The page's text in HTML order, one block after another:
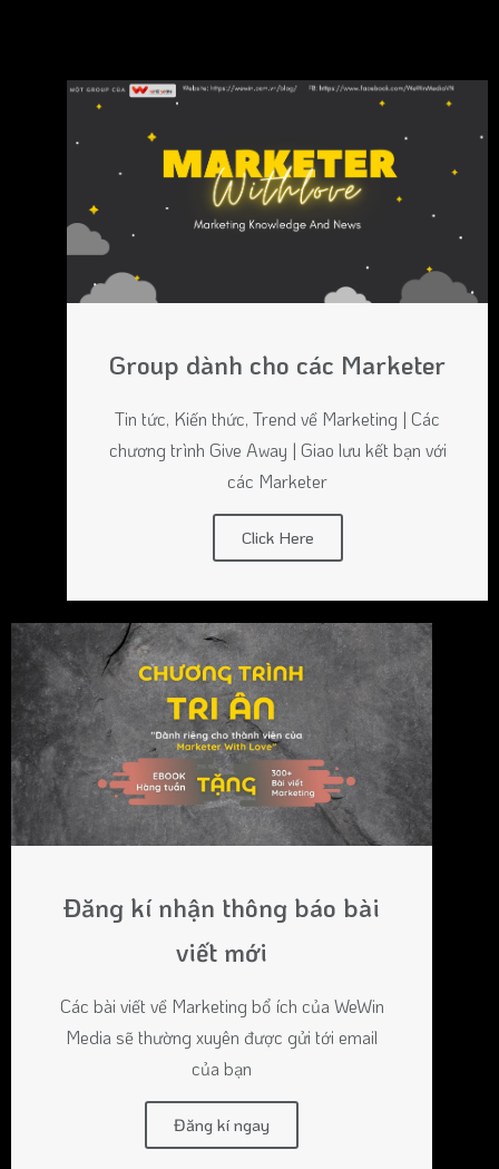
Group dành cho các Marketer
Tin tức, Kiến thức, Trend về Marketing | Các
chương trình Give Away | Giao lưu kết bạn với
các Marketer
Click Here
Đăng kí nhận thông báo bài
viết mới
Các bài viết về Marketing bổ ích của WeWin
Media sẽ thường xuyên được gửi tới email
của bạn
Đăng kí ngay